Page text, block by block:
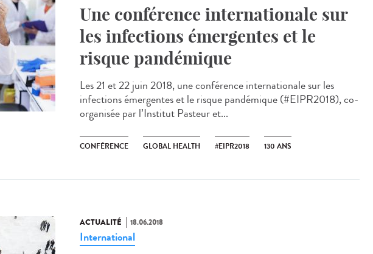
Une conférence internationale sur
les infections émergentes et le
risque pandémique
Les 21 et 22 juin 2018, une conférence internationale sur les
infections émergentes et le risque pandémique (#EIPR2018), co-
organisée par l’Institut Pasteur et...
CONFÉRENCE GLOBAL HEALTH #EIPR2018 130 ANS
ACTUALITÉ 18.06.2018
International